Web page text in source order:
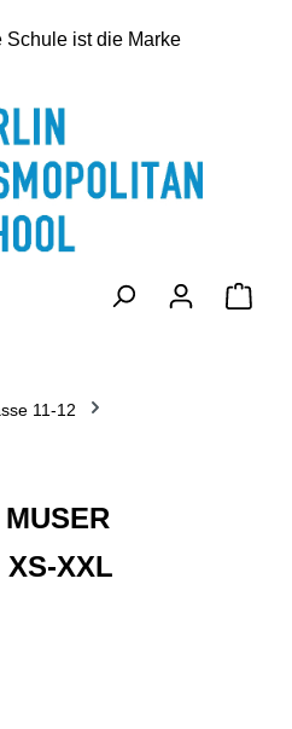
Schule ist die Marke
11-12
XXL